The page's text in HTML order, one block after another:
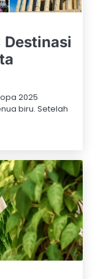
Destinasi
2025
biru. Setelah